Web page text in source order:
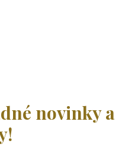
novinky a